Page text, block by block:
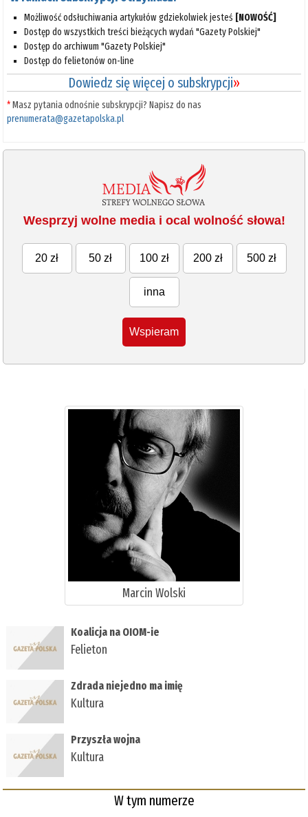
Możliwość odsłuchiwania artykułów gdziekolwiek jesteś [NOWOŚĆ]
Dostęp do wszystkich treści bieżących wydań "Gazety Polskiej"
Dostęp do archiwum "Gazety Polskiej"
Dostęp do felietonów on-line
Dowiedz się więcej o subskrypcji»
*Masz pytania odnośnie subskrypcji? Napisz do nas
prenumerata@gazetapolska.pl
Wesprzyj wolne media i ocal wolność słowa!
20 zł 50 zł 100 zł 200 zł 500 zł
inna
Wspieram
Marcin Wolski
Koalicja na OIOM-ie
Felieton
Zdrada niejedno ma imię
Kultura
Przyszła wojna
Kultura
W tym numerze